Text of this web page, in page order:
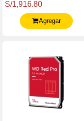
S / 7200 Rpm
S/1,916.80
Agregar